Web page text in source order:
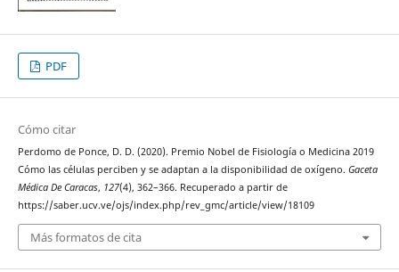
PDF
Cómo citar
Perdomo de Ponce, D. D. (2020). Premio Nobel de Fisiología o Medicina 2019
Cómo las células perciben y se adaptan a la disponibilidad de oxígeno. Gaceta
Médica De Caracas, 127(4), 362–366. Recuperado a partir de
https://saber.ucv.ve/ojs/index.php/rev_gmc/article/view/18109
Más formatos de cita